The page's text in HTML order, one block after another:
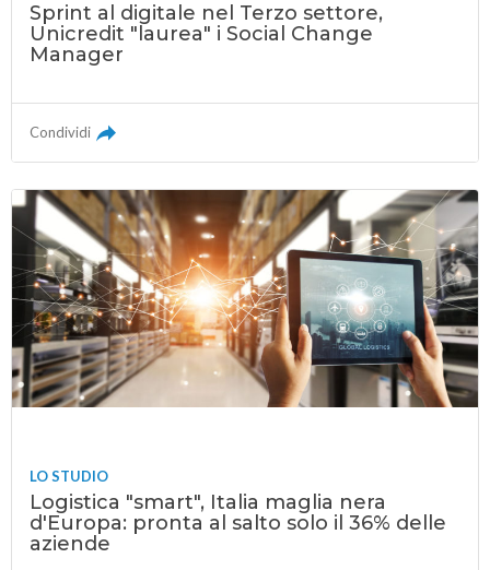
Sprint al digitale nel Terzo settore,
Unicredit "laurea" i Social Change
Manager
Condividi
LO STUDIO
Logistica "smart", Italia maglia nera
d'Europa: pronta al salto solo il 36% delle
aziende